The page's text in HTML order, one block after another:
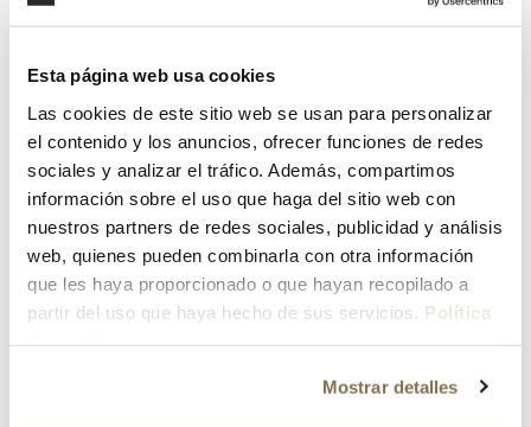
Esta página web usa cookies
Las cookies de este sitio web se usan para personalizar
el contenido y los anuncios, ofrecer funciones de redes
sociales y analizar el tráfico. Además, compartimos
información sobre el uso que haga del sitio web con
nuestros partners de redes sociales, publicidad y análisis
web, quienes pueden combinarla con otra información
que les haya proporcionado o que hayan recopilado a
partir del uso que haya hecho de sus servicios. Política
Mostrar detalles
¿Has olvidado tu contraseña?